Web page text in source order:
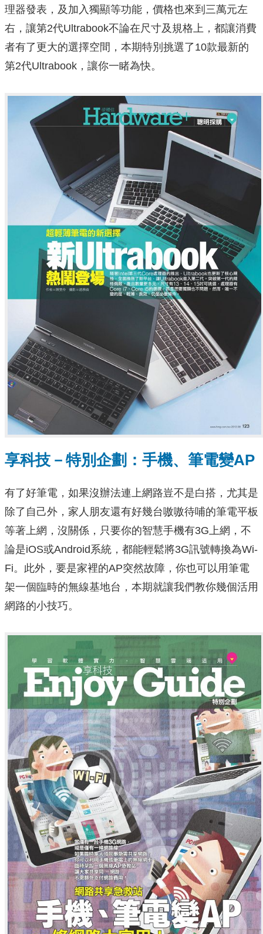
理器發表，及加入獨顯等功能，價格也來到三萬元左
右，讓第2代Ultrabook不論在尺寸及規格上，都讓消費
者有了更大的選擇空間，本期特別挑選了10款最新的
第2代Ultrabook，讓你一睹為快。
享科技－特別企劃：手機、筆電變AP
有了好筆電，如果沒辦法連上網路豈不是白搭，尤其是
除了自己外，家人朋友還有好幾台嗷嗷待哺的筆電平板
等著上網，沒關係，只要你的智慧手機有3G上網，不
論是iOS或Android系統，都能輕鬆將3G訊號轉換為Wi-
Fi。此外，要是家裡的AP突然故障，你也可以用筆電
架一個臨時的無線基地台，本期就讓我們教你幾個活用
網路的小技巧。